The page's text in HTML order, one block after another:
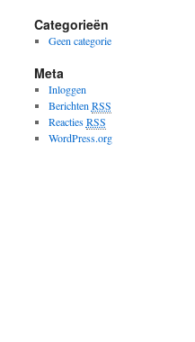
Categorieën
Geen categorie
Meta
Inloggen
Berichten RSS
ReactiesRSS
WordPress.org